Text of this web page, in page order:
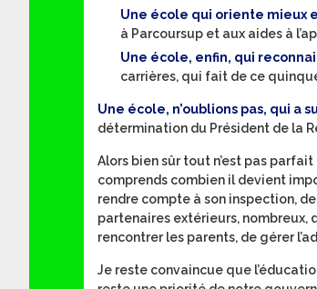
Une école qui oriente mieux
à Parcoursup et aux aides à
Une école, enfin, qui
carrières, qui fait de ce
Une école, n’oublions pas, qui a
détermination du Président de la
Alors bien sûr tout n’est pas
comprends combien il devient
rendre compte à son inspection,
partenaires extérieurs, nombreux,
rencontrer les parents, de gérer
Je reste convaincue que